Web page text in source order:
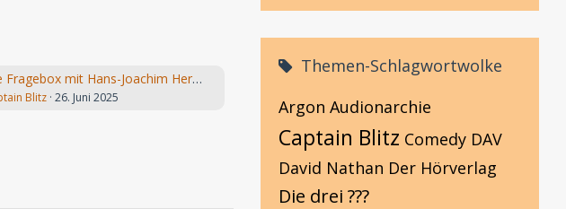
Die Fragebox mit Hans-Joachim Herwald
Blitz 26. Juni 2025
Themen-Schlagwortwolke
Argon Audionarchie
Captain Blitz Comedy DAV
David Nathan Der Hörverlag
Die drei ???